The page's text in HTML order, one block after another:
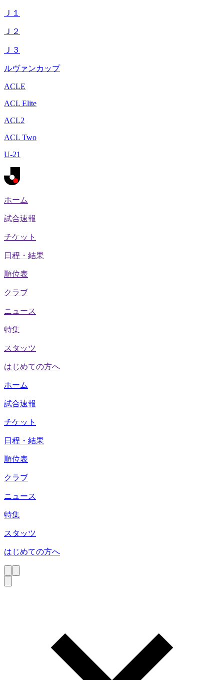
Ｊ１
Ｊ２
Ｊ３
ルヴァンカップ
ACLE
ACL Elite
ACL2
ACL Two
U-21
ホーム
試合速報
チケット
日程・結果
順位表
クラブ
ニュース
特集
スタッツ
はじめての方へ
ホーム
試合速報
チケット
日程・結果
順位表
クラブ
ニュース
特集
スタッツ
はじめての方へ